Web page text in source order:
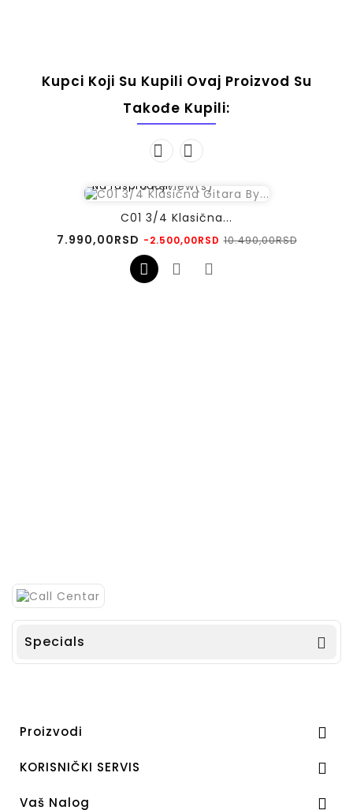
Kupci Koji Su Kupili Ovaj Proizvod Su
Takođe Kupili:
Na rasprodaji!
0Review(s)
C01 3/4 Klasična...
7.990,00RSD Regularna
cena
-2.500,00RSD 10.490,00RSDCena
Specials 
Proizvodi 
KORISNIČKI SERVIS 
Vaš Nalog 